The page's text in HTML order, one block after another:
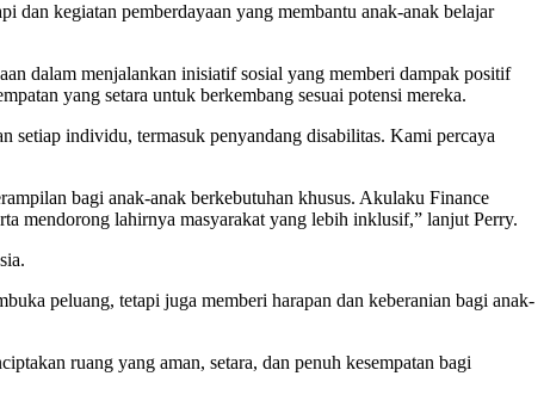
dan kegiatan pemberdayaan yang membantu anak-anak belajar
dalam menjalankan inisiatif sosial yang memberi dampak positif
yang setara untuk berkembang sesuai potensi mereka.
setiap individu, termasuk penyandang disabilitas. Kami percaya
bagi anak-anak berkebutuhan khusus. Akulaku Finance
mendorong lahirnya masyarakat yang lebih inklusif,” lanjut Perry.
peluang, tetapi juga memberi harapan dan keberanian bagi anak-
ruang yang aman, setara, dan penuh kesempatan bagi